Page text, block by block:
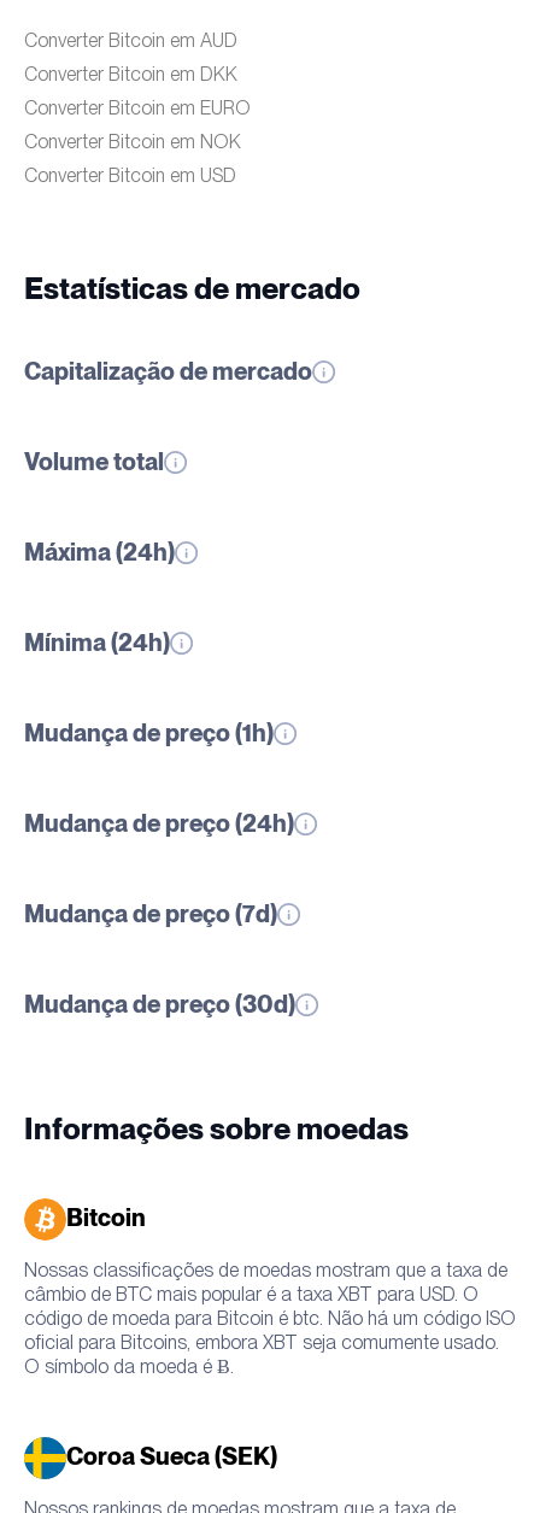
Converter Bitcoin em AUD
Converter Bitcoin em DKK
Converter Bitcoin em EURO
Converter Bitcoin em NOK
Converter Bitcoin em USD
Estatísticas de mercado
Capitalização de mercado
Volume total
Máxima (24h)
Mínima (24h)
Mudança de preço (1h)
Mudança de preço (24h)
Mudança de preço (7d)
Mudança de preço (30d)
Informações sobre moedas
Bitcoin
Nossas classificações de moedas mostram que a taxa de
câmbio de BTC mais popular é a taxa XBT para USD. O
código de moeda para Bitcoin é btc. Não há um código ISO
oficial para Bitcoins, embora XBT seja comumente usado.
O símbolo da moeda é Ƀ.
Coroa Sueca (SEK)